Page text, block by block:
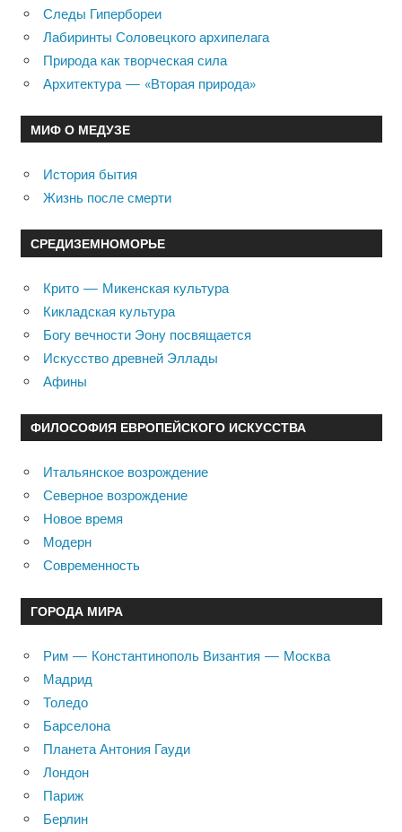
Следы Гипербореи
Лабиринты Соловецкого архипелага
Природа как творческая сила
Архитектура — «Вторая природа»
МИФ О МЕДУЗЕ
История бытия
Жизнь после смерти
СРЕДИЗЕМНОМОРЬЕ
Крито — Микенская культура
Кикладская культура
Богу вечности Эону посвящается
Искусство древней Эллады
Афины
ФИЛОСОФИЯ ЕВРОПЕЙСКОГО ИСКУССТВА
Итальянское возрождение
Северное возрождение
Новое время
Модерн
Современность
ГОРОДА МИРА
Рим — Константинополь Византия — Москва
Мадрид
Толедо
Барселона
Планета Антония Гауди
Лондон
Париж
Берлин